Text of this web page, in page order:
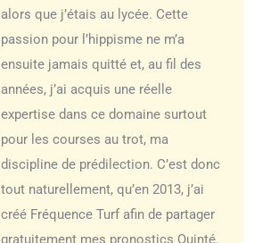
alors que j’étais au lycée. Cette
passion pour l’hippisme ne m’a
ensuite jamais quitté et, au fil des
années, j’ai acquis une réelle
expertise dans ce domaine surtout
pour les courses au trot, ma
discipline de prédilection. C’est donc
tout naturellement, qu’en 2013, j’ai
créé Fréquence Turf afin de partager
gratuitement mes pronostics Quinté.